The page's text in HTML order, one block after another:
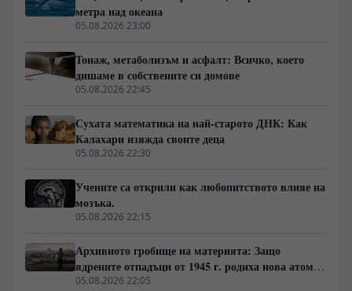
търсят изчезнали цивилизации, реалният проблем се
крие в логистиката и факта, че над деветдесет
некартографирано.
метра над океана
05.08.2026 23:00
Тонаж, метаболизъм и асфалт: Всичко, което
дишаме в собствените си домове
05.08.2026 22:45
Сухата математика на най-старото ДНК: Как
Калахари изяжда своите деца
05.08.2026 22:30
Учените са открили как любопитството влияе на
мозъка.
05.08.2026 22:15
Архивното гробище на материята: Защо
ядрените отпадъци от 1945 г. родиха нова атомна
архитектура
05.08.2026 22:05